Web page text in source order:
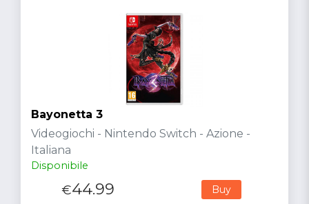
Bayonetta 3
Videogiochi - Nintendo Switch - Azione -
Italiana
Disponibile
€44.99 Buy